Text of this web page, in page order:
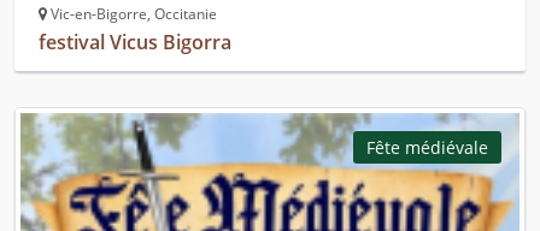
Vic-en-Bigorre, Occitanie
festival Vicus Bigorra
Fête médiévale